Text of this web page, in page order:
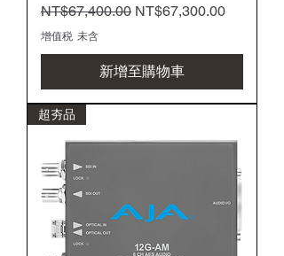
一般價格
NT$67,400.00 促銷價格
NT$67,300.00
增值税 未含
新增至購物車
超夯品